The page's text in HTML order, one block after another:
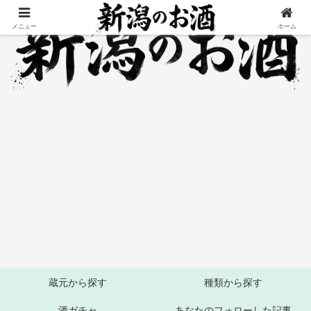
蔵元から探す 種類から探す
メニュー ホーム